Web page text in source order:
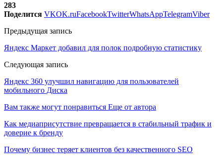
283
Поделится VKOK.ruFacebookTwitterWhatsAppTelegramViber
Предыдущая запись
Яндекс Маркет добавил для полок подробную статистику
Следующая запись
Яндекс 360 улучшил навигацию для пользователей
мобильного Диска
Вам также могут понравиться Еще от автора
Как медиаприсутствие превращается в стабильный трафик и
доверие к бренду
Почему бизнес теряет клиентов без качественного SEO